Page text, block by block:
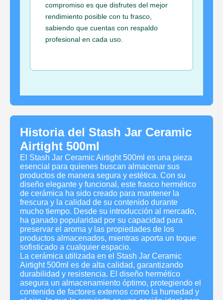
compromiso es que disfrutes del mejor
rendimiento posible con tu frasco,
sabiendo que cuentas con respaldo
profesional en cada uso.
Historia del Stash Jar Ceramic
Airtight 500ml
El Stash Jar Ceramic Airtight 500ml es una pieza
esencial para quienes buscan almacenar sus
productos de manera segura y estética. Con su
diseño elegante y funcional, este frasco hermético
de cerámica ha sido creado para mantener la
frescura y la calidad de su contenido durante
mucho tiempo. Desde su introducción al mercado,
ha ganado popularidad por su capacidad para
preservar el aroma y las propiedades de los
productos almacenados, mientras aporta un toque
sofisticado a cualquier espacio.
La cerámica utilizada en el Stash Jar Ceramic
Airtight 500ml es de alta calidad, garantizando
durabilidad y resistencia. El diseño hermético
asegura un almacenamiento óptimo, protegiendo el
contenido de factores externos como la humedad y